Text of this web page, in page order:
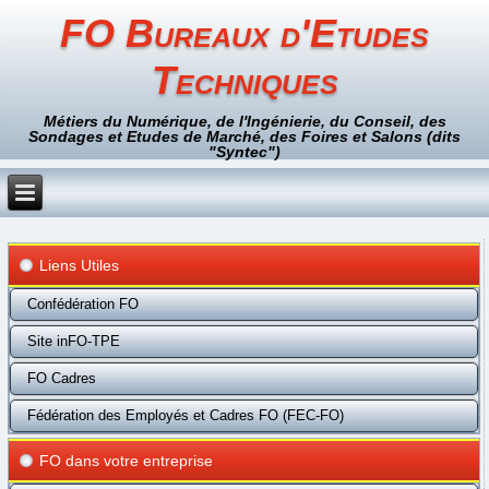
FO Bureaux d'Etudes
Techniques
Métiers du Numérique, de l'Ingénierie, du Conseil, des
Sondages et Etudes de Marché, des Foires et Salons (dits
"Syntec")
Liens Utiles
Confédération FO
Site inFO-TPE
FO Cadres
Fédération des Employés et Cadres FO (FEC-FO)
FO dans votre entreprise